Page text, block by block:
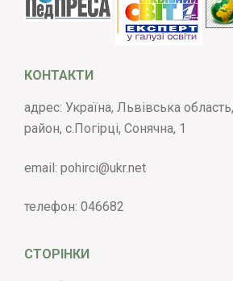
КОНТАКТИ
адрес: Україна, Львівська
район, с.Погірці, Сонячна, 1
email: pohirci@ukr.net
телефон: 046682
СТОРІНКИ